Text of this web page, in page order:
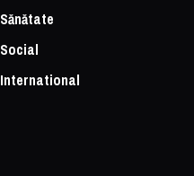
Sănătate
Social
International